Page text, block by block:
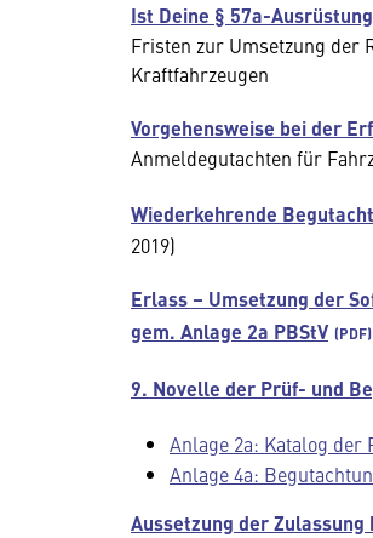
Ist Deine § 57a-
Fristen zur Umsetzung der
Kraftfahrzeugen
Vorgehensweise bei der
Anmeldegutachten für
Wiederkehrende
2019)
Erlass – Umsetzung der
gem. Anlage 2a PBStV
9. Novelle der Prüf- und
Anlage 2a: Katalog der
Anlage 4a:
Aussetzung der Zulassung